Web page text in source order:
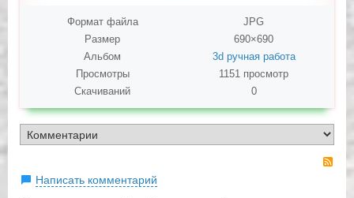
Формат файла
JPG
Размер
690×690
Альбом
3d ручная работа
Просмотры
1151 просмотр
Скачиваний
0
Написать комментарий